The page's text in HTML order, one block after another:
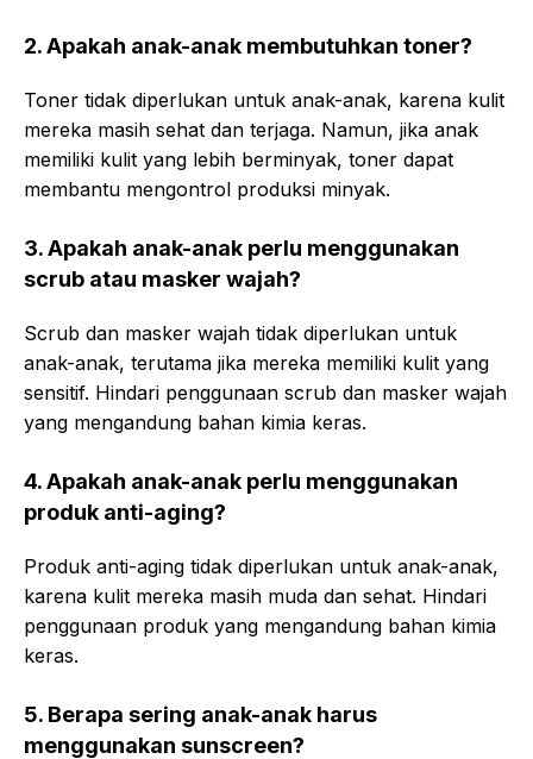
2. Apakah anak-anak membutuhkan toner?
Toner tidak diperlukan untuk anak-anak, karena kulit
mereka masih sehat dan terjaga. Namun, jika anak
memiliki kulit yang lebih berminyak, toner dapat
membantu mengontrol produksi minyak.
3. Apakah anak-anak perlu menggunakan
scrub atau masker wajah?
Scrub dan masker wajah tidak diperlukan untuk
anak-anak, terutama jika mereka memiliki kulit yang
sensitif. Hindari penggunaan scrub dan masker wajah
yang mengandung bahan kimia keras.
4. Apakah anak-anak perlu menggunakan
produk anti-aging?
Produk anti-aging tidak diperlukan untuk anak-anak,
karena kulit mereka masih muda dan sehat. Hindari
penggunaan produk yang mengandung bahan kimia
keras.
5. Berapa sering anak-anak harus
menggunakan sunscreen?